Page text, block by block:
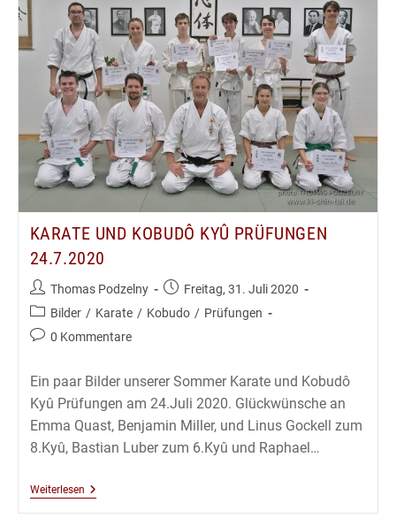
5.Dan
In
Krakau
–
September
2020
KARATE UND KOBUDÔ KYÛ PRÜFUNGEN
24.7.2020
Beitrags-
Autor:
Thomas Podzelny
Beitrag
veröffentlicht:
Freitag, 31. Juli 2020
Beitrags-
Kategorie:
Bilder / Karate / Kobudo / Prüfungen
Beitrags-
0 Kommentare
Ein paar Bilder unserer Sommer Karate und Kobudô
Kyû Prüfungen am 24.Juli 2020. Glückwünsche an
Emma Quast, Benjamin Miller, und Linus Gockell zum
8.Kyû, Bastian Luber zum 6.Kyû und Raphael…
WeiterlesenKarate